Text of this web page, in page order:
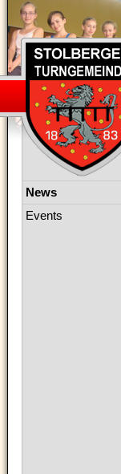
Navigation
News
Events